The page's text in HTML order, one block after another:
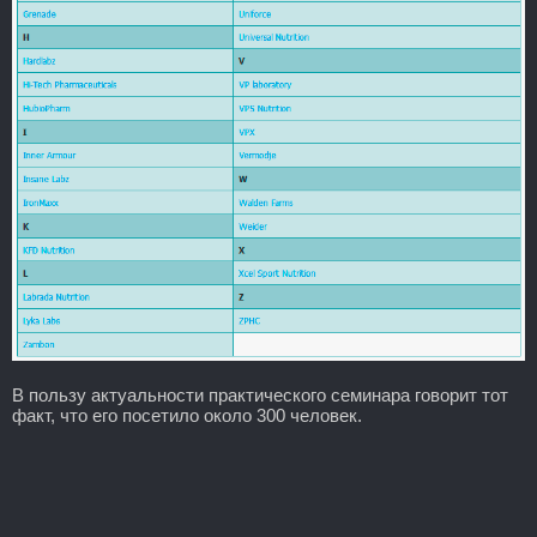
В пользу актуальности практического семинара говорит тот
факт, что его посетило около 300 человек.